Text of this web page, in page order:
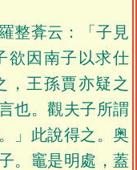
羅整葊云：「子見
欲因南子以求仕
，王孫賈亦疑之
也。觀夫子所謂
」此說得之。奥
。竈是明處，蓋